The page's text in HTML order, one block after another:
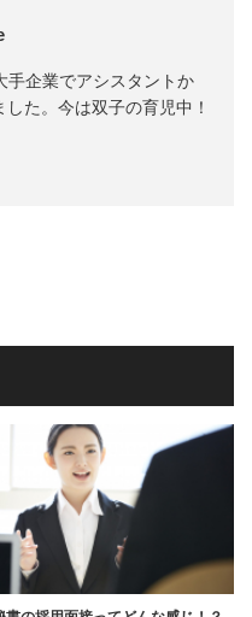
手企業でアシスタントか
た。今は双子の育児中！